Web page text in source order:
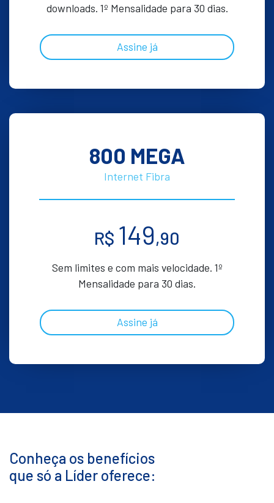
downloads. 1º Mensalidade para 30 dias.
Assine já
800 MEGA
Internet Fibra
R$ 149,90
Sem limites e com mais velocidade. 1º
Mensalidade para 30 dias.
Assine já
Conheça os benefícios
que só a Líder oferece: